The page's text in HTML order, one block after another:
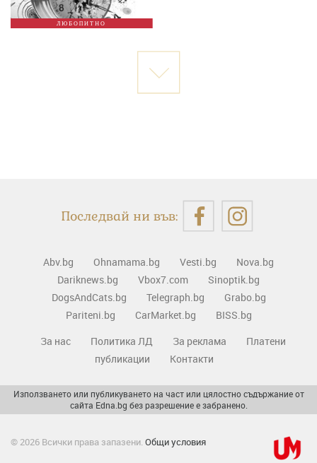
ЛЮБОПИТНО
Последвай ни във:
Abv.bg Ohnamama.bg Vesti.bg
Nova.bg
Dariknews.bg
Vbox7.com
Sinoptik.bg
DogsAndCats.bg
Telegraph.bg
Grabo.bg
Pariteni.bg
CarMarket.bg
BISS.bg
За нас
Политика ЛД За реклама
Платени
публикации
Контакти
Използването или публикуването на част или цялостно съдържание от
сайта Edna.bg без разрешение е забранено.
© 2026 Всички права запазени. Общи условия